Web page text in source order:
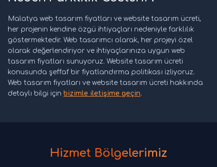
Malatya web tasarım fiyatları ve website tasarım ücreti,
her projenin kendine özgü ihtiyaçları nedeniyle farklılık
göstermektedir. Web tasarımcı olarak, her projeyi özel
olarak değerlendiriyor ve ihtiyaçlarınıza uygun web
tasarım fiyatları sunuyoruz. Website tasarım ücreti
konusunda şeffaf bir fiyatlandırma politikası izliyoruz.
Web tasarım fiyatları ve website tasarım ücreti hakkında
detaylı bilgi için bizimle iletişime geçin.
Hizmet Bölgelerimiz